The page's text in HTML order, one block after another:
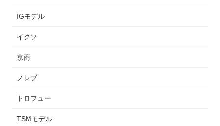
IGモデル
イクソ
京商
ノレブ
トロフュー
TSMモデル